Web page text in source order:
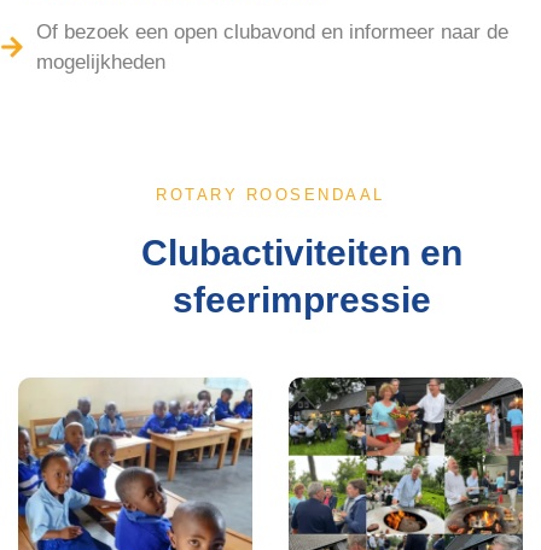
Of bezoek een open clubavond en informeer naar de
mogelijkheden
ROTARY ROOSENDAAL
Clubactiviteiten en
sfeerimpressie